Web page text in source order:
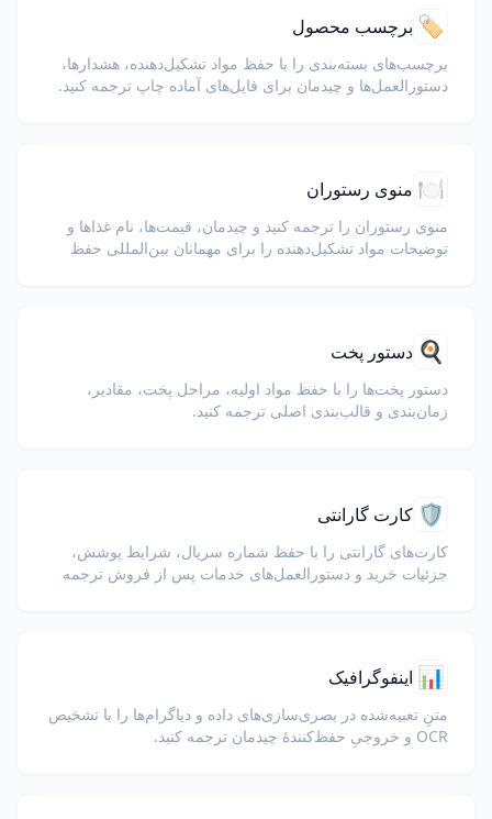
🏷️ برچسب محصول
برچسب‌های بسته‌بندی را با حفظ مواد تشکیل‌دهنده، هشدارها،
دستورالعمل‌ها و چیدمان برای فایل‌های آماده چاپ ترجمه کنید.
🍽️ منوی رستوران
منوی رستوران را ترجمه کنید و چیدمان، قیمت‌ها، نام غذاها و
توضیحات مواد تشکیل‌دهنده را برای مهمانان بین‌المللی حفظ
🍳 دستور پخت
دستور پخت‌ها را با حفظ مواد اولیه، مراحل پخت، مقادیر،
زمان‌بندی و قالب‌بندی اصلی ترجمه کنید.
🛡️ کارت گارانتی
کارت‌های گارانتی را با حفظ شماره سریال، شرایط پوشش،
جزئیات خرید و دستورالعمل‌های خدمات پس از فروش ترجمه
📊 اینفوگرافیک
متنِ تعبیه‌شده در بصری‌سازی‌های داده و دیاگرام‌ها را با تشخیص
OCR و خروجیِ حفظ‌کنندهٔ چیدمان ترجمه کنید.